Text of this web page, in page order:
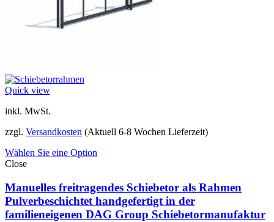
Quick view
inkl. MwSt.
zzgl. Versandkosten (Aktuell 6-8 Wochen Lieferzeit)
Wählen Sie eine Option
Close
Manuelles freitragendes Schiebetor als Rahmen
Pulverbeschichtet handgefertigt in der
familieneigenen DAG Group Schiebetormanufaktur